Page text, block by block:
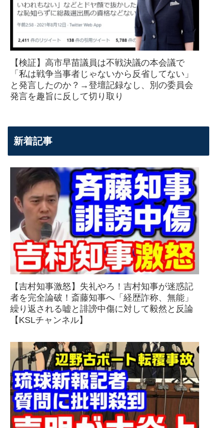
【検証】高市早苗議員は不戦決議の本会議で
「私は戦争当事者じゃないから反省してない」
と発言したのか？→登壇記録なし、別の委員会
発言を趣旨に反して切り取り
新着記事
【吉村知事激怒】失礼やろ！吉村知事が迷惑記
者を完全論破！斎藤知事へ「経歴詐称、無能」
繰り返される嘘と誹謗中傷に対して毅然と反論
【KSLチャンネル】